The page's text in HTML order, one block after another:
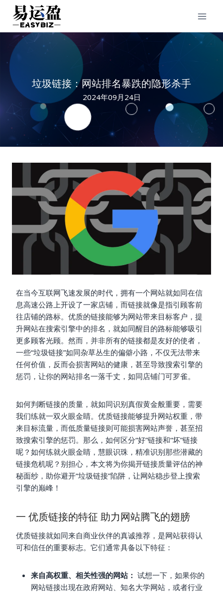
content
垃圾链接：网站排名暴跌的隐形杀手
2024年09月24日
在当今互联网飞速发展的时代，拥有一个网站就如同在信
息高速公路上开设了一家店铺，而链接就像是指引顾客前
往店铺的路标。优质的链接能够为网站带来目标客户，提
升网站在搜索引擎中的排名，就如同醒目的路标能够吸引
更多顾客光顾。然而，并非所有的链接都是友好的使者，
一些“垃圾链接”如同杂草丛生的偏僻小路，不仅无法带来
任何价值，反而会损害网站的健康，甚至导致搜索引擎的
惩罚，让你的网站排名一落千丈，如同店铺门可罗雀。
如何判断链接的质量，就如同识别真假黄金般重要，需要
我们练就一双火眼金睛。优质链接能够提升网站权重，带
来目标流量，而低质量链接则可能损害网站声誉，甚至招
致搜索引擎的惩罚。那么，如何区分“好”链接和“坏”链接
呢？如何练就火眼金睛，慧眼识珠，精准识别那些潜藏的
链接危机呢？别担心，本文将为你揭开链接质量评估的神
秘面纱，助你避开“垃圾链接”陷阱，让网站稳步登上搜索
引擎的巅峰！
一 优质链接的特征 助力网站腾飞的翅膀
优质链接就如同来自商业伙伴的真诚推荐，是网站获得认
可和信任的重要标志。它们通常具备以下特征：
来自高权重、相关性强的网站： 试想一下，如果你的
网站链接出现在政府网站、知名大学网站，或者行业